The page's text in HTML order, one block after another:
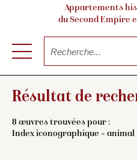
Appartements
du Second Empire
Résultat de
8 œuvres trouvées pour :
Index iconographique = animal